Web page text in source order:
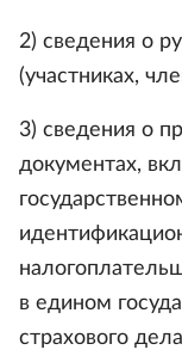
2) сведения о
(участниках,
3) сведения о
документах,
в едином
страхового